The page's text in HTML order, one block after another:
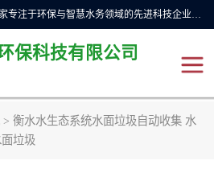
青岛铭源环保科技有限公司是一家专注于环保与智慧水务领域的先进科技企业，公司专注于云智能一体化预制泵站、水务循环利用、海绵城市、云智慧水务开发及新型环保技术研发等领域。铭源环保以为客户提供优质产品、专业技术服务为己任。为客户提供量身定制方案，提供多种配置方案满足实际使用要求。严控供货周期，并提供高标准后期维护。以环保为己任，视质量如生命，以技术做先导，靠诚信赢客户。
保科技有限公司
> 衡水水生态系统水面垃圾自动收集 水
垃圾